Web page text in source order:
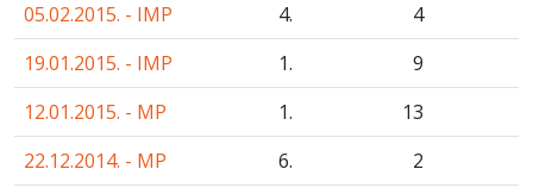
05.02.2015. - IMP
4.
4
19.01.2015. - IMP
1.
9
12.01.2015. - MP
1.
13
22.12.2014. - MP
6.
2